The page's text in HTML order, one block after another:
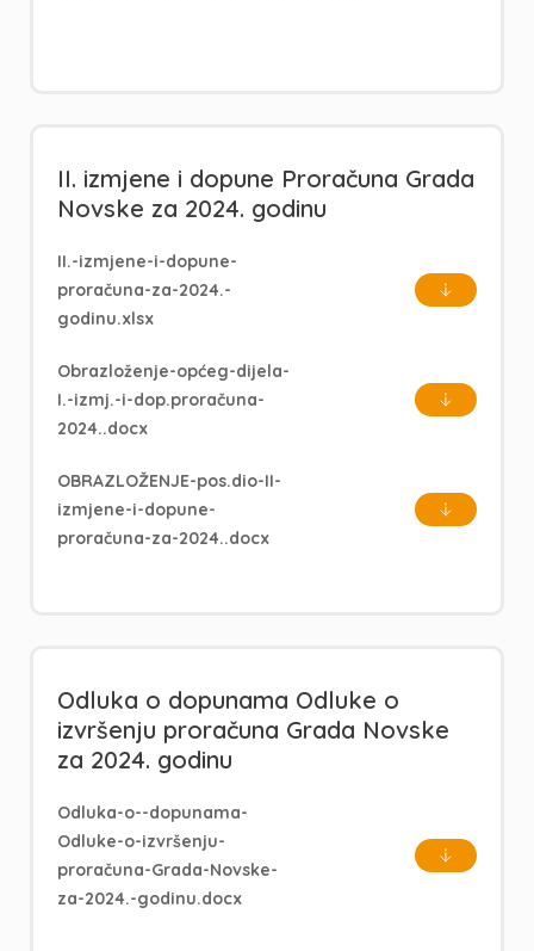
II. izmjene i dopune Proračuna Grada
Novske za 2024. godinu
II.-izmjene-i-dopune-
proračuna-za-2024.-
godinu.xlsx
Obrazloženje-općeg-dijela-
I.-izmj.-i-dop.proračuna-
2024..docx
OBRAZLOŽENJE-pos.dio-II-
izmjene-i-dopune-
proračuna-za-2024..docx
Odluka o dopunama Odluke o
izvršenju proračuna Grada Novske
za 2024. godinu
Odluka-o--dopunama-
Odluke-o-izvršenju-
proračuna-Grada-Novske-
za-2024.-godinu.docx